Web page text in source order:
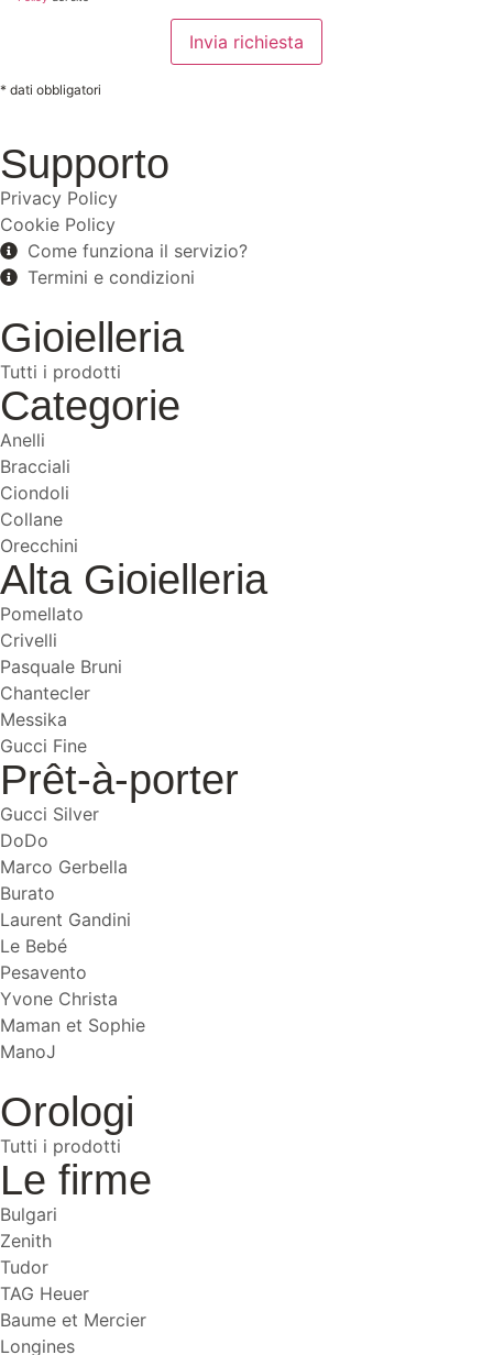
* dati obbligatori
Supporto
Privacy Policy
Cookie Policy
Come funziona il servizio?
Termini e condizioni
Gioielleria
Tutti i prodotti
Categorie
Anelli
Bracciali
Ciondoli
Collane
Orecchini
Alta Gioielleria
Pomellato
Crivelli
Pasquale Bruni
Chantecler
Messika
Gucci Fine
Prêt-à-porter
Gucci Silver
DoDo
Marco Gerbella
Burato
Laurent Gandini
Le Bebé
Pesavento
Yvone Christa
Maman et Sophie
ManoJ
Orologi
Tutti i prodotti
Le firme
Bulgari
Zenith
Tudor
TAG Heuer
Baume et Mercier
Longines